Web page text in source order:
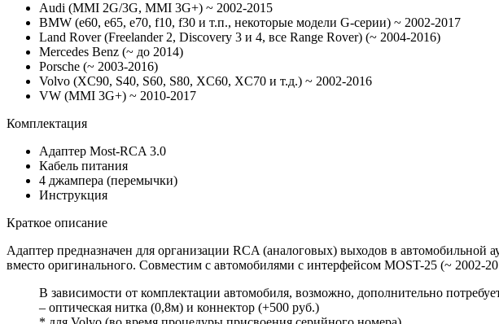
Audi (MMI 2G/3G, MMI 3G+) ~ 2002-2015
BMW (e60, e65, e70, f10, f30 и т.п., некоторые модели G-серии) ~ 2002-2017
Land Rover (Freelander 2, Discovery 3 и 4, все Range Rover) (~ 2004-2016)
Mercedes Benz (~ до 2014)
Porsche (~ 2003-2016)
Volvo (XC90, S40, S60, S80, XC60, XC70 и т.д.) ~ 2002-2016
VW (MMI 3G+) ~ 2010-2017
Комплектация
Адаптер Most-RCA 3.0
Кабель питания
4 джампера (перемычки)
Инструкция
Краткое описание
Адаптер предназначен для организации RCA (аналоговых) выходов в
вместо оригинального. Совместим с автомобилями с интерфейсом MOST-25 (~ 2002-
В зависимости от комплектации автомобиля, возможно, дополнительно
– оптическая нитка (0,8м) и коннектор (+500 руб.)